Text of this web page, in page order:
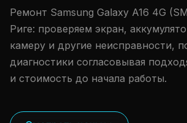
Ремонт Samsung Galaxy A16 4G
Риге: проверяем экран,
камеру и другие неисправности,
диагностики согласовывая
и стоимость до начала работы.